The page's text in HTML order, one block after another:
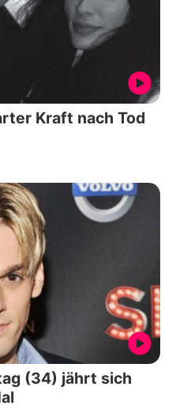
Kraft nach Tod
(34) jährt sich